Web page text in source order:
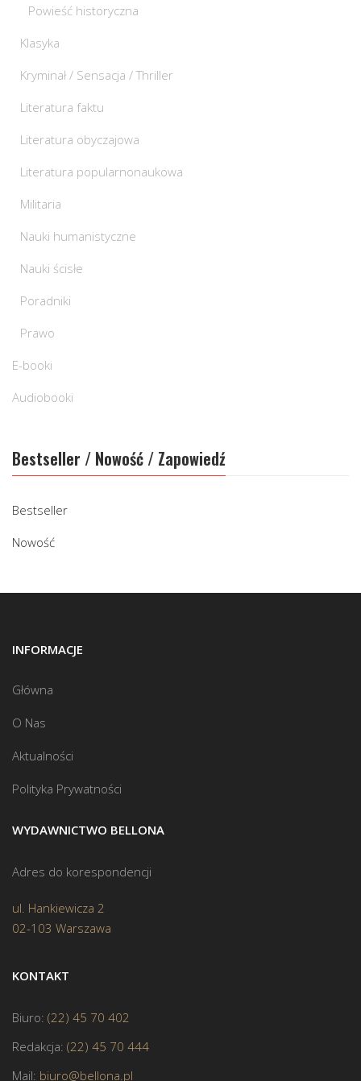
Powieść historyczna
Klasyka
Kryminał / Sensacja / Thriller
Literatura faktu
Literatura obyczajowa
Literatura popularnonaukowa
Militaria
Nauki humanistyczne
Nauki ścisłe
Poradniki
Prawo
E-booki
Audiobooki
Bestseller / Nowość / Zapowiedź
Bestseller
Nowość
INFORMACJE
Główna
O Nas
Aktualności
Polityka Prywatności
WYDAWNICTWO BELLONA
Adres do korespondencji
ul. Hankiewicza 2
02-103 Warszawa
KONTAKT
Biuro: (22) 45 70 402
Redakcja: (22) 45 70 444
Mail: biuro@bellona.pl